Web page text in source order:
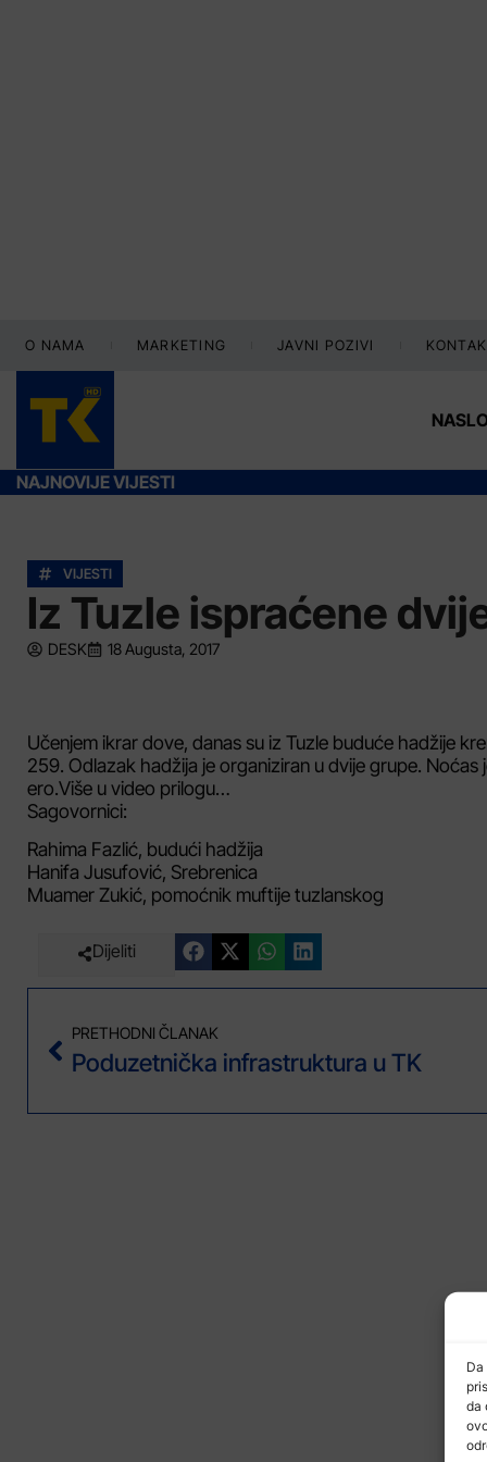
da
O NAMA MARKETING JAVNI POZIVI
NAJNOVIJE VIJESTI
VIJESTI
Iz Tuzle ispraćene
DESK 18 Augusta, 2017
Učenjem ikrar dove, danas su iz Tuzle buduće hadžije
259. Odlazak hadžija je organiziran u dvije grupe.
ero.Više u video prilogu…
Sagovornici:
Rahima Fazlić, budući hadžija
Hanifa Jusufović, Srebrenica
Muamer Zukić, pomoćnik muftije tuzlanskog
Dijeliti
PRETHODNI ČLANAK
Poduzetnička infrastruktura u TK